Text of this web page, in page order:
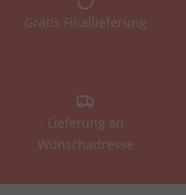
Gratis Filiallieferung
Lieferung an
Wunschadresse